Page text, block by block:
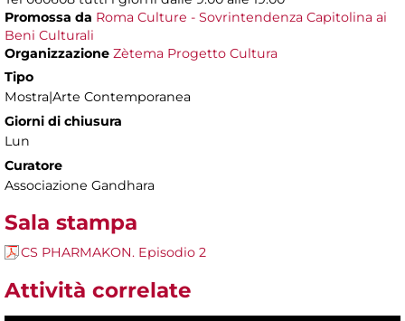
Promossa da Roma Culture - Sovrintendenza Capitolina ai
Beni Culturali
Organizzazione Zètema Progetto Cultura
Tipo
Mostra|Arte Contemporanea
Giorni di chiusura
Lun
Curatore
Associazione Gandhara
Sala stampa
CS PHARMAKON. Episodio 2
Attività correlate